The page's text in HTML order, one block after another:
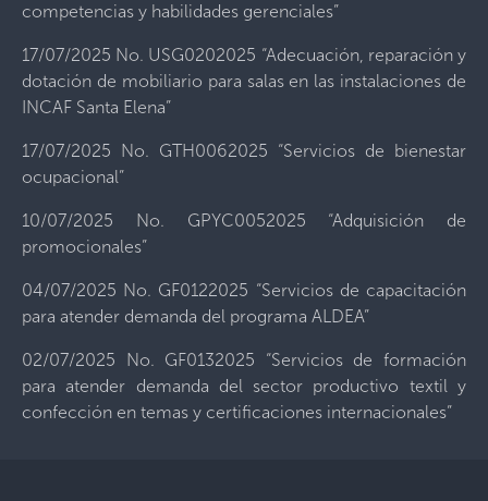
competencias y habilidades gerenciales”
17/07/2025 No. USG0202025 “Adecuación, reparación y
dotación de mobiliario para salas en las instalaciones de
INCAF Santa Elena”
17/07/2025 No. GTH0062025 “Servicios de bienestar
ocupacional”
10/07/2025 No. GPYC0052025 “Adquisición de
promocionales”
04/07/2025 No. GF0122025 “Servicios de capacitación
para atender demanda del programa ALDEA”
02/07/2025 No. GF0132025 “Servicios de formación
para atender demanda del sector productivo textil y
confección en temas y certificaciones internacionales”